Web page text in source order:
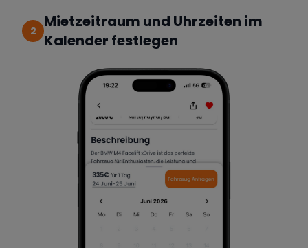
2
Mietzeitraum und Uhrzeiten im
Kalender festlegen